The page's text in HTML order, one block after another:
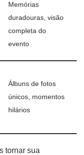
Memórias
duradouras, visão
completa do
evento
Álbuns de fotos
únicos, momentos
hilários
tornar sua